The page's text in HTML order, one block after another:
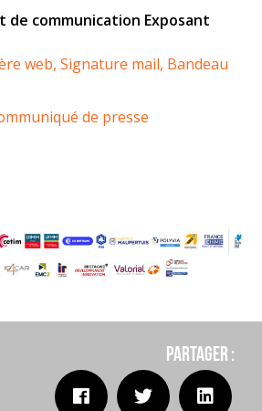
de communication Exposant
web, Signature mail, Bandeau
de presse
Partager :